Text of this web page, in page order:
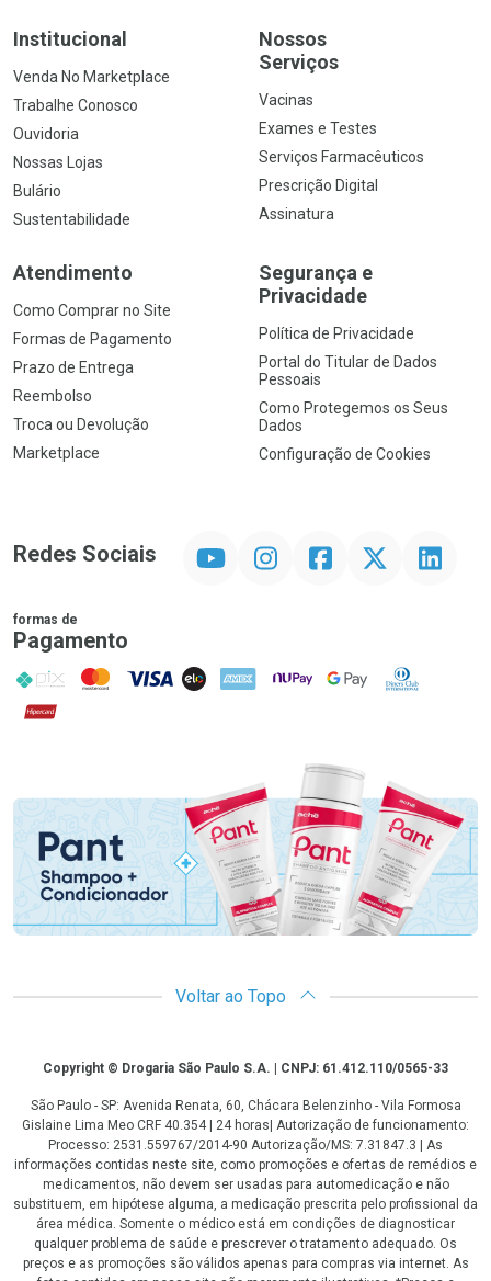
Institucional
Venda No Marketplace
Trabalhe Conosco
Ouvidoria
Nossas Lojas
Bulário
Sustentabilidade
Nossos
Serviços
Vacinas
Exames e Testes
Serviços Farmacêuticos
Prescrição Digital
Assinatura
Atendimento
Como Comprar no Site
Formas de Pagamento
Prazo de Entrega
Reembolso
Troca ou Devolução
Marketplace
Segurança e
Privacidade
Política de Privacidade
Portal do Titular de Dados
Pessoais
Como Protegemos os Seus
Dados
Configuração de Cookies
Redes Sociais InstagramFacebookTwitter Linkedin
formas de
Pagamento
PIX MasterCard
VISA ELO AMEX NuPay Google PayDiners Club
Hipercard
Promoção em Destaque
Voltar ao Topo
CopyrightCopyright © Drogaria São Paulo S.A. | CNPJ: 61.412.110/0565-33
São Paulo - SP: Avenida Renata, 60, Chácara Belenzinho - Vila Formosa
Gislaine Lima Meo CRF 40.354 | 24 horas| Autorização de funcionamento:
Processo: 2531.559767/2014-90 Autorização/MS: 7.31847.3 | As
informações contidas neste site, como promoções e ofertas de remédios e
medicamentos, não devem ser usadas para automedicação e não
substituem, em hipótese alguma, a medicação prescrita pelo profissional da
área médica. Somente o médico está em condições de diagnosticar
qualquer problema de saúde e prescrever o tratamento adequado. Os
preços e as promoções são válidos apenas para compras via internet. As